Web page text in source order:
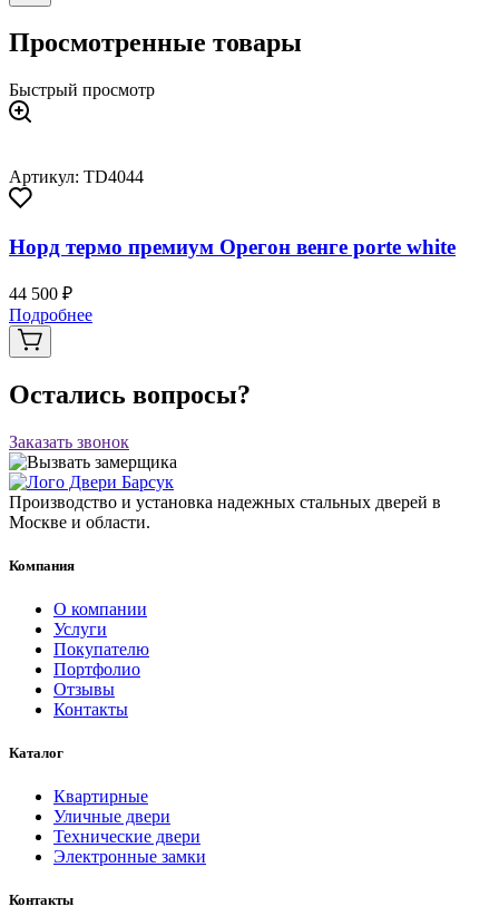
Просмотренные товары
Быстрый просмотр
Артикул: TD4044
Норд термо премиум Орегон венге porte white
44 500 ₽
Подробнее
Остались вопросы?
Заказать звонок
Производство и установка надежных стальных дверей в
Москве и области.
Компания
О компании
Услуги
Покупателю
Портфолио
Отзывы
Контакты
Каталог
Квартирные
Уличные двери
Технические двери
Электронные замки
Контакты